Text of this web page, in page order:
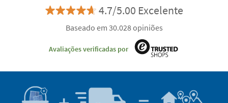
4.7/5.00 Excelente
Baseado em 30.028 opiniões
Avaliações verificadas por